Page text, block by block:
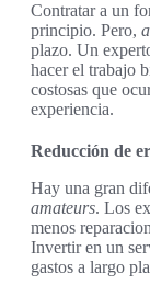
Contratar a un
principio. Pero,
plazo. Un
hacer el trabajo
costosas que
experiencia.
Reducción de
Hay una gran
amateurs. Los
menos
Invertir en un
gastos a largo